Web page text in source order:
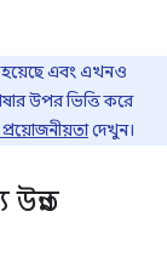
হয়েছে এবং এখনও
উপর ভিত্তি করে
দেখুন।